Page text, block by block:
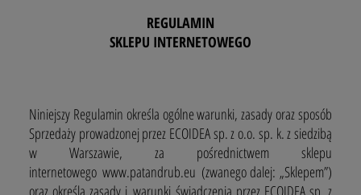
REGULAMIN
SKLEPU INTERNETOWEGO
Niniejszy Regulamin określa ogólne warunki, zasady oraz sposób
Sprzedaży prowadzonej przez ECOIDEA sp. z o.o. sp. k. z siedzibą
w Warszawie, za pośrednictwem sklepu
internetowego www.patandrub.eu (zwanego dalej: „Sklepem”)
oraz określa zasady i warunki świadczenia przez ECOIDEA sp. z